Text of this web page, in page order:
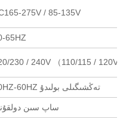
275V / 85-135V
65HZ
50HZ-60HZ تەڭشىگىلى بولىدۇ
ساپ سىن